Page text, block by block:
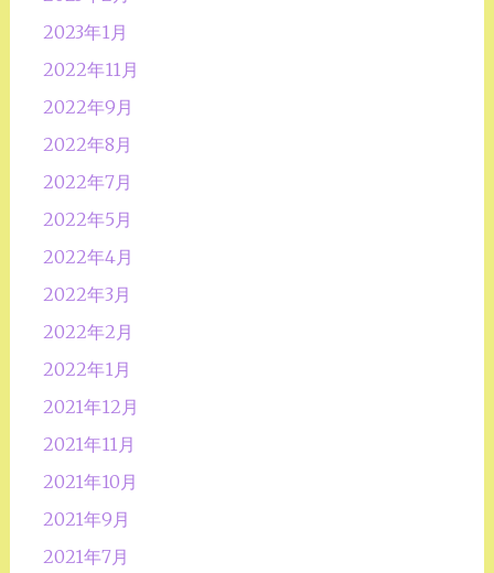
2023年1月
2022年11月
2022年9月
2022年8月
2022年7月
2022年5月
2022年4月
2022年3月
2022年2月
2022年1月
2021年12月
2021年11月
2021年10月
2021年9月
2021年7月